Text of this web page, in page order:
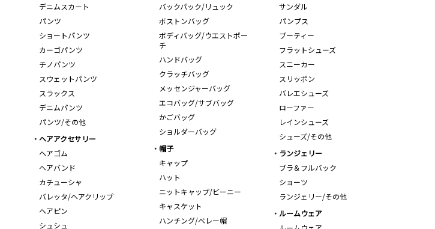
デニムスカート
パンツ
ショートパンツ
カーゴパンツ
チノパンツ
スウェットパンツ
スラックス
デニムパンツ
パンツ/その他
バックパック/リュック
ボストンバッグ
ボディバッグ/ウエストポー
チ
ハンドバッグ
クラッチバッグ
メッセンジャーバッグ
エコバッグ/サブバッグ
かごバッグ
ショルダーバッグ
サンダル
パンプス
ブーティー
フラットシューズ
スニーカー
スリッポン
バレエシューズ
ローファー
レインシューズ
シューズ/その他
ヘアアクセサリー
ヘアゴム
ヘアバンド
カチューシャ
バレッタ/ヘアクリップ
ヘアピン
シュシュ
帽子
キャップ
ハット
ニットキャップ/ビーニー
キャスケット
ハンチング/ベレー帽
ランジェリー
ブラ＆フルバック
ショーツ
ランジェリー/その他
ルームウェア